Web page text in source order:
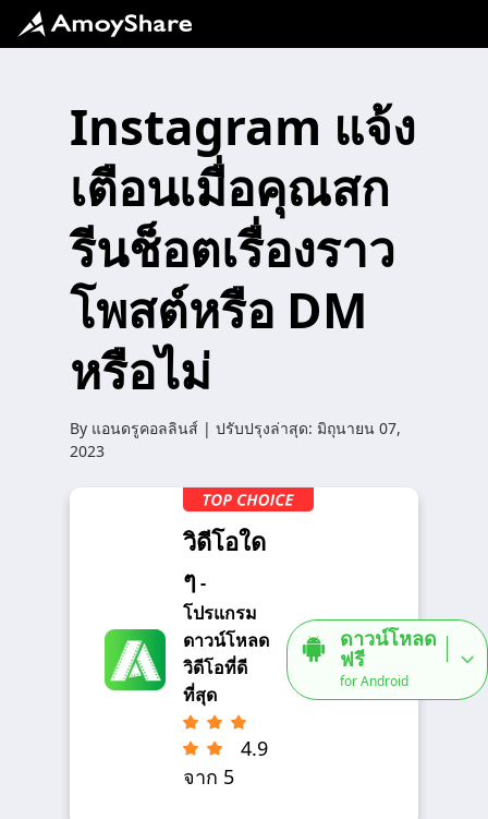
Instagram แจ้ง
เตือนเมื่อคุณสก
รีนช็อตเรื่องราว
โพสต์หรือ DM
หรือไม่
By แอนดรูคอลลินส์ | ปรับปรุงล่าสุด: มิถุนายน 07,
2023
วิดีโอใด
ๆ -
โปรแกรม
ดาวน์โหลด
วิดีโอที่ดี
ที่สุด
4.9
จาก 5
ดาวน์โหลด
ฟรี
for Android